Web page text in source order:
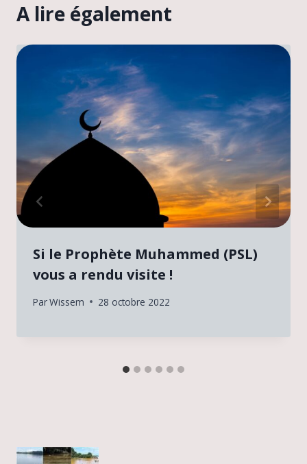
A lire également
Si le Prophète Muhammed (PSL)
vous a rendu visite !
ParWissem 28 octobre 2022